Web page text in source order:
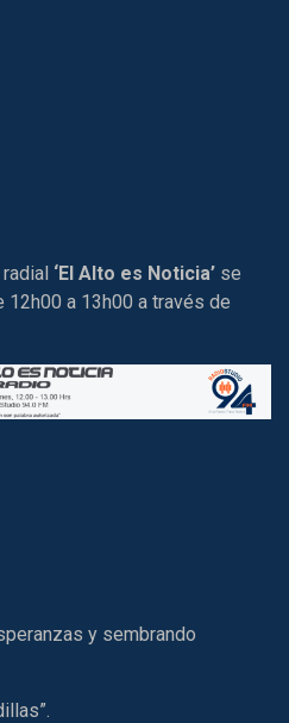
‘El Alto es Noticia’ se
a 13h00 a través de
y sembrando